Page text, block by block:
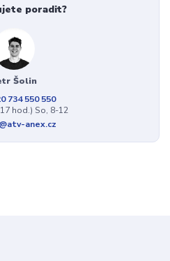
poradit?
Šolin
734 550 550
hod.) So, 8-12
anex.cz